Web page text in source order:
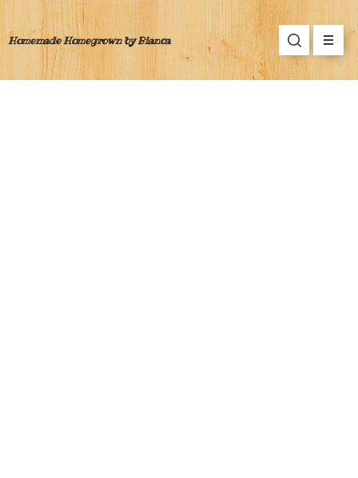
Homemade Homegrown by Bianca